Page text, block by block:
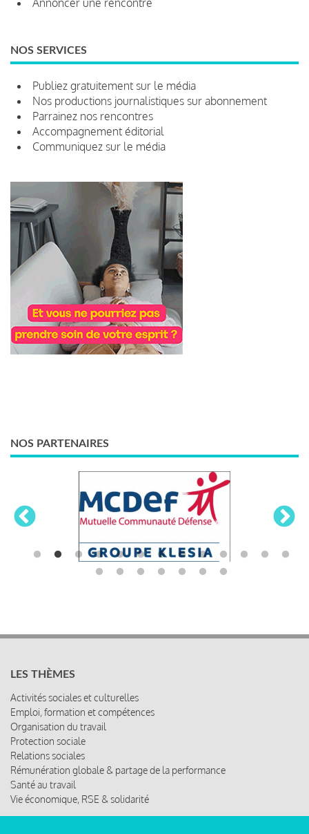
NOS SERVICES
Publiez gratuitement sur le média
Nos productions journalistiques sur abonnement
Parrainez nos rencontres
Accompagnement éditorial
Communiquez sur le média
NOS PARTENAIRES
LES THÈMES
Activités sociales et culturelles
Emploi, formation et compétences
Organisation du travail
Protection sociale
Relations sociales
Rémunération globale & partage de la performance
Santé au travail
Vie économique, RSE & solidarité